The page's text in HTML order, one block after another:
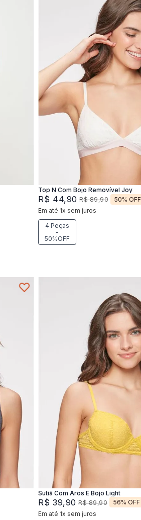
M G
Top N Com Bojo Removível Joy
R$ 44,90 R$ 89,90 50% OFF
Em até 1x sem juros
4 Peças
-
50%OFF
44 46
Sutiã Com Aros E Bojo Light
R$ 39,90 R$ 89,90 56% OFF
Em até 1x sem juros